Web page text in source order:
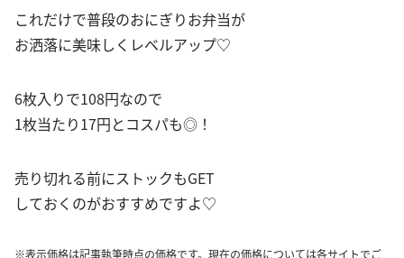
これだけで普段のおにぎりお弁当が
お洒落に美味しくレベルアップ♡
6枚入りで108円なので
1枚当たり17円とコスパも◎！
売り切れる前にストックもGET
しておくのがおすすめですよ♡
※表示価格は記事執筆時点の価格です。現在の価格については各サイトでご